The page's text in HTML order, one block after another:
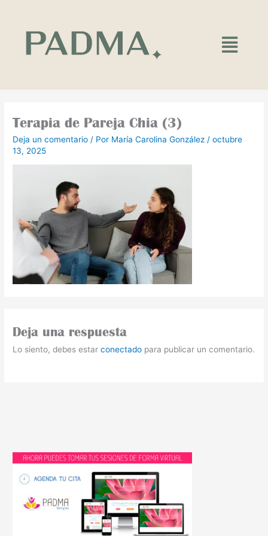
contenido
Main
Menu
Terapia de Pareja Chia (3)
Deja un comentario / Por María Carolina González /octubre
13, 2025
Deja una respuesta
Lo siento, debes estarconectado para publicar un comentario.